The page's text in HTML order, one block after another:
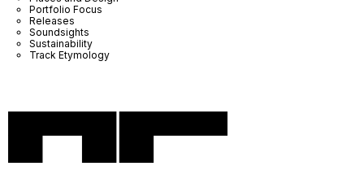
Portfolio Focus
Releases
Soundsights
Sustainability
Track Etymology